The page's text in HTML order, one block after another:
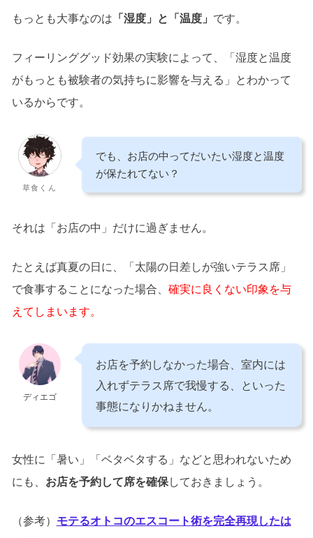
もっとも大事なのは 「湿度」と「温度」 です。
フィーリンググッド効果の実験によって、「湿度と温度
がもっとも被験者の気持ちに影響を与える」とわかって
いるからです。
草食くん
でも、お店の中ってだいたい湿度と温度
が保たれてない？
それは「お店の中」だけに過ぎません。
たとえば真夏の日に、「太陽の日差しが強いテラス席」
で食事することになった場合、 確実に良くない印象を与
えてしまいます。
ディエゴ
お店を予約しなかった場合、室内には
入れずテラス席で我慢する、といった
事態になりかねません。
女性に「暑い」「ベタベタする」などと思われないため
にも、 お店を予約して席を確保しておきましょう。
（参考） モテるオトコのエスコート術を完全再現したは